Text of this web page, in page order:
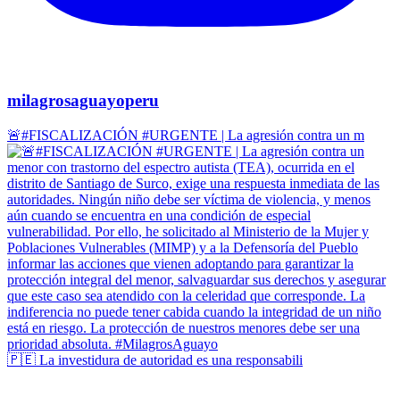
milagrosaguayoperu
🚨#FISCALIZACIÓN #URGENTE | La agresión contra un m
🇵🇪 La investidura de autoridad es una responsabili